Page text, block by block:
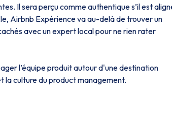
Il sera perçu comme authentique s’il est
Airbnb Expérience va au-delà de trouver un
avec un expert local pour ne rien rater
l’équipe produit autour d'une destination
la culture du product management.